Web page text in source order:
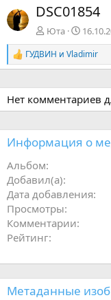
а
д
DSC01854
Юта
Р
е
к
ц
и
ГУДВИН и Vladimir
Нет комментариев
Информация о
Альбом
Добавил(а)
Дата добавления
Просмотры
Комментарии
Рейтинг
Метаданные